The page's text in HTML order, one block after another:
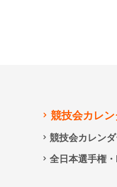
競技会カレン
競技会カレン
全日本選手権